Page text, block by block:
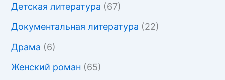
Детская литература (67)
Документальная литература (22)
Драма (6)
Женский роман (65)